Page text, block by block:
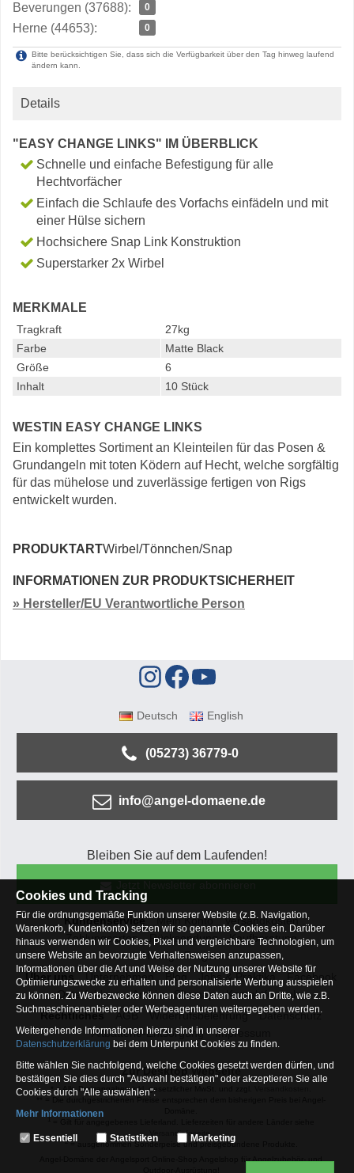
Beverungen (37688): 0
Herne (44653): 0
Bitte berücksichtigen Sie, dass sich die Verfügbarkeit über den Tag hinweg laufend
ändern kann.
Details
"EASY CHANGE LINKS" IM ÜBERBLICK
Schnelle und einfache Befestigung für alle
Hechtvorfächer
Einfach die Schlaufe des Vorfachs einfädeln und mit
einer Hülse sichern
Hochsichere Snap Link Konstruktion
Superstarker 2x Wirbel
MERKMALE
Tragkraft
27kg
Farbe
Matte Black
Größe
6
Inhalt
10 Stück
WESTIN EASY CHANGE LINKS
Ein komplettes Sortiment an Kleinteilen für das Posen &
Grundangeln mit toten Ködern auf Hecht, welche sorgfältig
für das mühelose und zuverlässige fertigen von Rigs
entwickelt wurden.
PRODUKTARTWirbel/Tönnchen/Snap
INFORMATIONEN ZUR PRODUKTSICHERHEIT
» Hersteller/EU Verantwortliche Person
Deutsch English
(05273) 36779-0
info@angel-domaene.de
Bleiben Sie auf dem Laufenden!
Kundenservice Mein Konto
Versandkosten
Zahlungsarten
Rücksendung
Kaufberatung
Häufige Fragen
Über uns
Unternehmen Blog Jobs & Praktika
Facebook
Osterfeldsee
Archiv Sitemap
Kontaktformular
Rechtliches
AGB Widerrufsbelehrung
Datenschutz
Altbatterie-Entsorgung
Impressum
Zur Desktop Webseite
* = Alle Preisangaben inkl. gesetzlicher MwSt. und zzgl.
Versandinfoseite.
2= ausgenommen Sonderpeise und preisgebundene Produkte.
Cookies und Tracking
Für die ordnungsgemäße Funktion unserer Website (z.B. Navigation,
Warenkorb, Kundenkonto) setzen wir so genannte Cookies ein. Darüber
hinaus verwenden wir Cookies, Pixel und vergleichbare Technologien, um
unsere Website an bevorzugte Verhaltensweisen anzupassen,
Informationen über die Art und Weise der Nutzung unserer Website für
Optimierungszwecke zu erhalten und personalisierte Werbung ausspielen
zu können. Zu Werbezwecke können diese Daten auch an Dritte, wie z.B.
Suchmaschinenanbieter oder Werbeagenturen weitergegeben werden.
Weitergehende Informationen hierzu sind in unserer
Datenschutzerklärung bei dem Unterpunkt Cookies zu finden.
Bitte wählen Sie nachfolgend, welche Cookies gesetzt werden dürfen, und
bestätigen Sie dies durch "Auswahl bestätigen" oder akzeptieren Sie alle
Cookies durch "Alle auswählen":
Mehr Informationen
Essentiell
Essentiell Statistiken Marketing